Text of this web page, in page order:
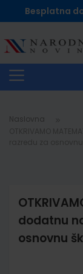
Besplatna
Naslovna
dodatnu
osnovnu